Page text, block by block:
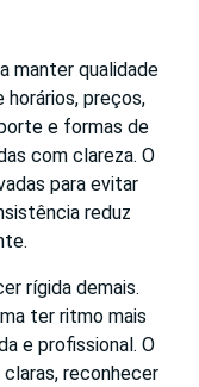
manter qualidade
preços,
e formas de
com clareza. O
para evitar
reduz
rígida demais.
ter ritmo mais
e profissional. O
reconhecer